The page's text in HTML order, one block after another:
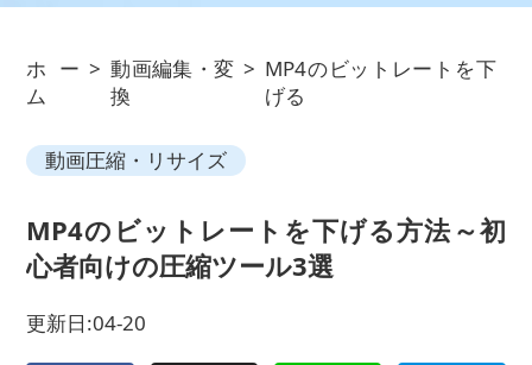
ホー
ム
> 動画編集・変
換
> MP4のビットレートを下
げる
動画圧縮・リサイズ
MP4のビットレートを下げる方法～初
心者向けの圧縮ツール3選
更新日:04-20